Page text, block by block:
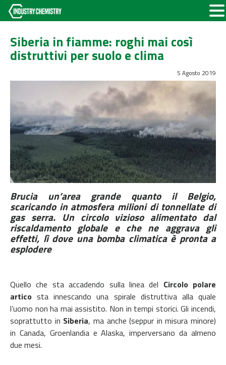
Siberia in fiamme: roghi mai così
distruttivi per suolo e clima
5 Agosto 2019
Brucia un’area grande quanto il Belgio,
scaricando in atmosfera milioni di tonnellate di
gas serra. Un circolo vizioso alimentato dal
riscaldamento globale e che ne aggrava gli
effetti, lì dove una bomba climatica è pronta a
esplodere
Quello che sta accadendo sulla linea del Circolo polare
artico sta innescando una spirale distruttiva alla quale
l’uomo non ha mai assistito. Non in tempi storici. Gli incendi,
soprattutto in Siberia, ma anche (seppur in misura minore)
in Canada, Groenlandia e Alaska, imperversano da almeno
due mesi.